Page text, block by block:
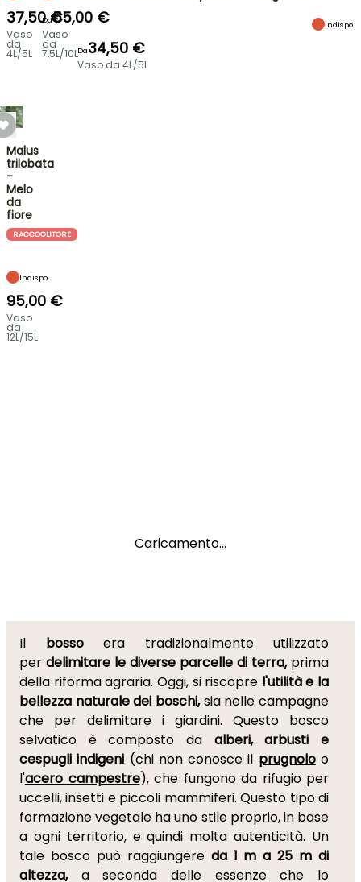
37,50 €
Vaso
da
4L/5L
Da55,00 €
Vaso
da
7,5L/10L
Indispo.
Da34,50 €
Vaso da 4L/5L
Malus
trilobata
-
Melo
da
fiore
RACCOGLITORE
Indispo.
95,00 €
Vaso
da
12L/15L
Caricamento...
Il bossoera tradizionalmente utilizzato
per delimitare le diverse parcelle di terra,prima
della riforma agraria. Oggi, si riscopre l'utilità e la
bellezza naturale dei boschi,sia nelle campagne
che per delimitare i giardini. Questo bosco
selvatico è composto da alberi, arbusti e
cespugli indigeni (chi non conosce il prugnolo o
l'acero campestre), che fungono da rifugio per
uccelli, insetti e piccoli mammiferi. Questo tipo di
formazione vegetale ha uno stile proprio, in base
a ogni territorio, e quindi molta autenticità. Un
tale bosco può raggiungereda 1 m a 25 m di
altezza,a seconda delle essenze che lo